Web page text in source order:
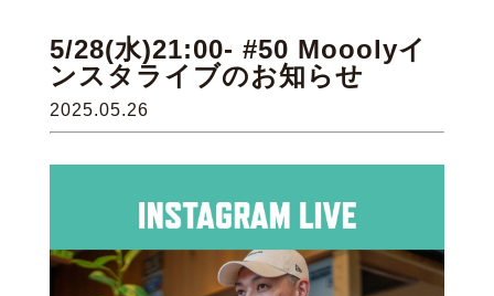
5/28(水)21:00- #50 Mooolyイ
ンスタライブのお知らせ
2025.05.26